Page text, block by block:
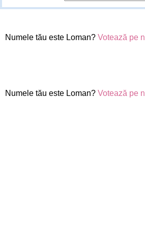
Numele tău este Loman? Votează pe
Numele tău este Loman? Votează pe